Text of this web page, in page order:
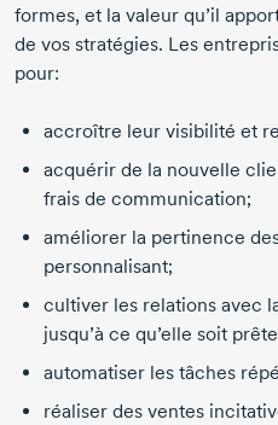
formes, et la valeur qu’il
de vos stratégies. Les
pour:
accroître leur visibilité et
acquérir de la nouvelle
frais de communication;
améliorer la pertinence
personnalisant;
cultiver les relations avec
jusqu’à ce qu’elle soit
automatiser les tâches
réaliser des ventes